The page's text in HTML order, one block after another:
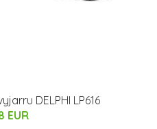
DELPHI LP616
EUR